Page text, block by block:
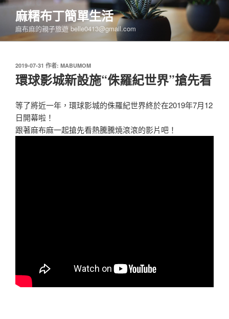
跳
要
麻糬布丁簡單生活
麻布麻的親子旅遊 belle0413@gmail.com
發
佈
於
2019-07-31 作者: MABUMOM
環球影城新設施“侏羅紀世界”搶先看
等了將近一年，環球影城的侏羅紀世界終於在2019年7月12
日開幕啦！
跟著麻布麻一起搶先看熱騰騰燒滾滾的影片吧！